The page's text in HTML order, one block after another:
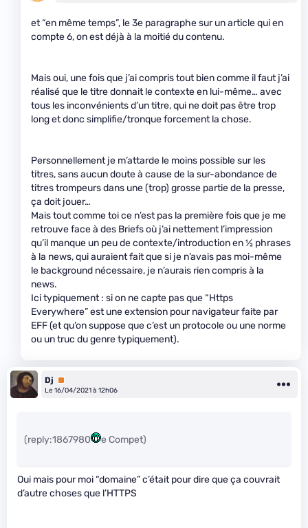
et “en même temps”, le 3e paragraphe sur un article qui en
compte 6, on est déjà à la moitié du contenu.
Mais oui, une fois que j’ai compris tout bien comme il faut j’ai
réalisé que le titre donnait le contexte en lui-même… avec
tous les inconvénients d’un titre, qui ne doit pas être trop
long et donc simplifie/tronque forcement la chose.
Personnellement je m’attarde le moins possible sur les
titres, sans aucun doute à cause de la sur-abondance de
titres trompeurs dans une (trop) grosse partie de la presse,
ça doit jouer…
Mais tout comme toi ce n’est pas la première fois que je me
retrouve face à des Briefs où j’ai nettement l’impression
qu’il manque un peu de contexte/introduction en1⁄2 phrases
à la news, qui auraient fait que si je n’avais pas moi-même
le background nécessaire, je n’aurais rien compris à la
news.
Ici typiquement : si on ne capte pas que “Https
Everywhere” est une extension pour navigateur faite par
EFF (et qu’on suppose que c’est un protocole ou une norme
ou un truc du genre typiquement).
Dj
Premium
Le 16/04/2021 à 12h06
(reply:1867980 e Compet)
Oui mais pour moi “domaine” c’était pour dire que ça couvrait
d’autre choses que l’HTTPS